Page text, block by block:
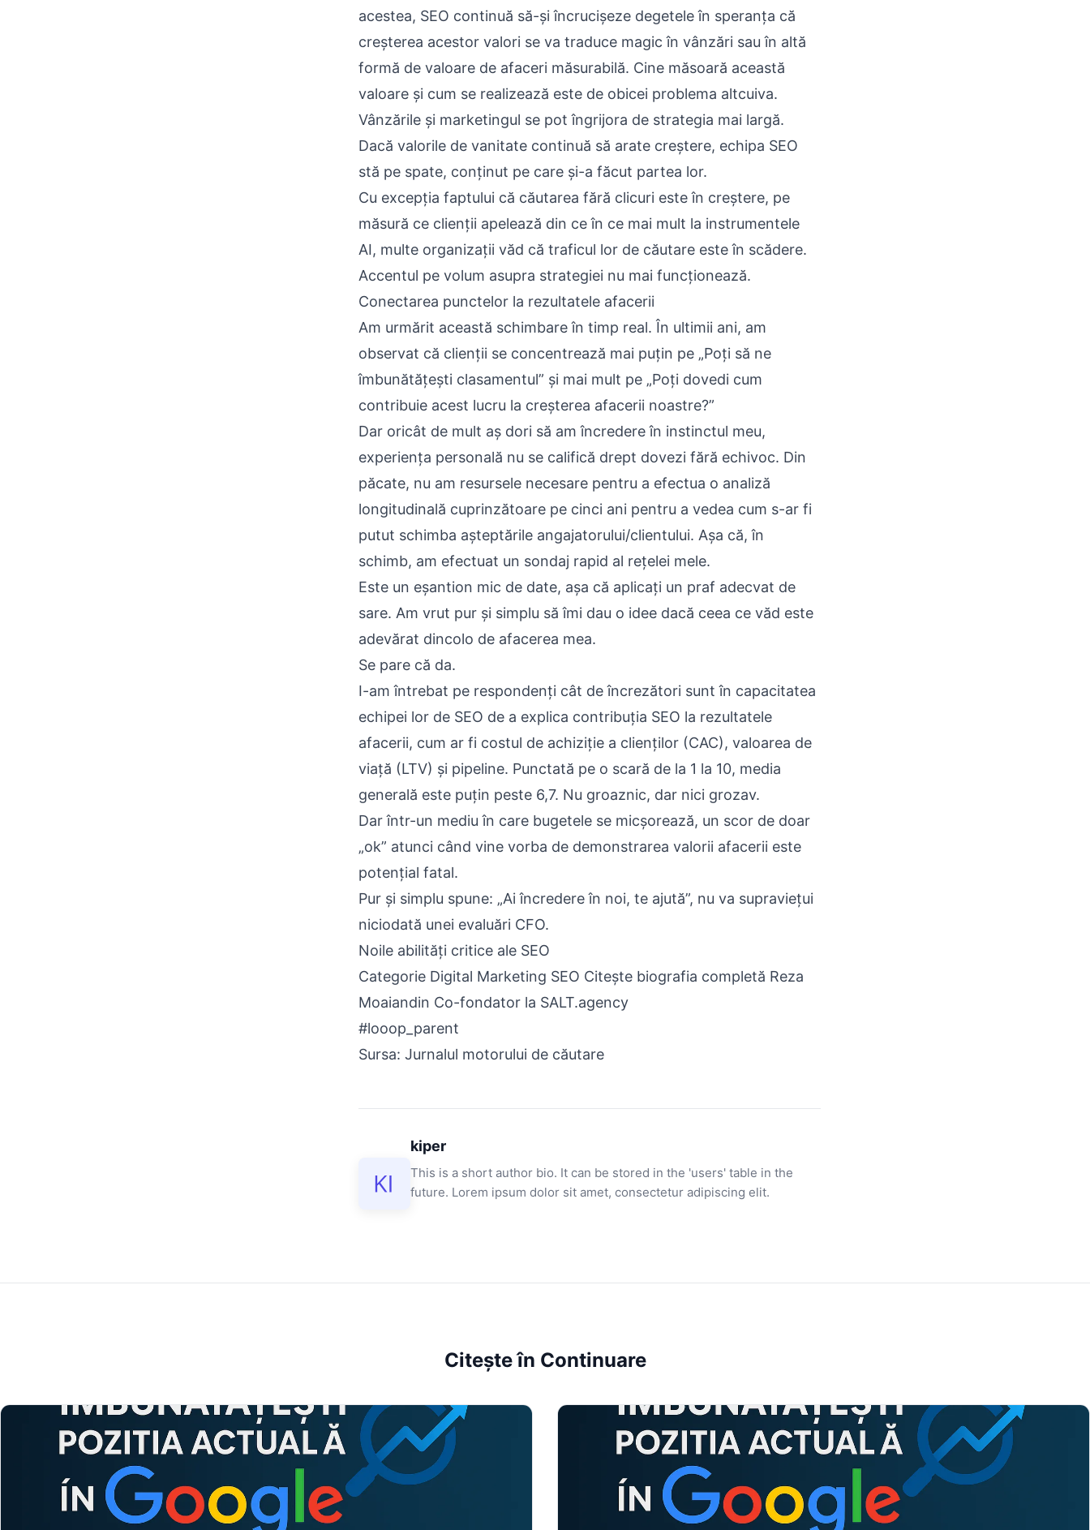
acestea, SEO continuă să-și încrucișeze degetele în speranța că
creșterea acestor valori se va traduce magic în vânzări sau în altă
formă de valoare de afaceri măsurabilă. Cine măsoară această
valoare și cum se realizează este de obicei problema altcuiva.
Vânzările și marketingul se pot îngrijora de strategia mai largă.
Dacă valorile de vanitate continuă să arate creștere, echipa SEO
stă pe spate, conținut pe care și-a făcut partea lor.
Cu excepția faptului că căutarea fără clicuri este în creștere, pe
măsură ce clienții apelează din ce în ce mai mult la instrumentele
AI, multe organizații văd că traficul lor de căutare este în scădere.
Accentul pe volum asupra strategiei nu mai funcționează.
Conectarea punctelor la rezultatele afacerii
Am urmărit această schimbare în timp real. În ultimii ani, am
observat că clienții se concentrează mai puțin pe „Poți să ne
îmbunătățești clasamentul” și mai mult pe „Poți dovedi cum
contribuie acest lucru la creșterea afacerii noastre?”
Dar oricât de mult aș dori să am încredere în instinctul meu,
experiența personală nu se califică drept dovezi fără echivoc. Din
păcate, nu am resursele necesare pentru a efectua o analiză
longitudinală cuprinzătoare pe cinci ani pentru a vedea cum s-ar fi
putut schimba așteptările angajatorului/clientului. Așa că, în
schimb, am efectuat un sondaj rapid al rețelei mele.
Este un eșantion mic de date, așa că aplicați un praf adecvat de
sare. Am vrut pur și simplu să îmi dau o idee dacă ceea ce văd este
adevărat dincolo de afacerea mea.
Se pare că da.
I-am întrebat pe respondenți cât de încrezători sunt în capacitatea
echipei lor de SEO de a explica contribuția SEO la rezultatele
afacerii, cum ar fi costul de achiziție a clienților (CAC), valoarea de
viață (LTV) și pipeline. Punctată pe o scară de la 1 la 10, media
generală este puțin peste 6,7. Nu groaznic, dar nici grozav.
Dar într-un mediu în care bugetele se micșorează, un scor de doar
„ok” atunci când vine vorba de demonstrarea valorii afacerii este
potențial fatal.
Pur și simplu spune: „Ai încredere în noi, te ajută”, nu va supraviețui
niciodată unei evaluări CFO.
Noile abilități critice ale SEO
Categorie Digital Marketing SEO Citește biografia completă Reza
Moaiandin Co-fondator la SALT.agency
#looop_parent
Sursa: Jurnalul motorului de căutare
kiper
This is a short author bio. It can be stored in the 'users' table in the
future. Lorem ipsum dolor sit amet, consectetur adipiscing elit.
Citește în Continuare